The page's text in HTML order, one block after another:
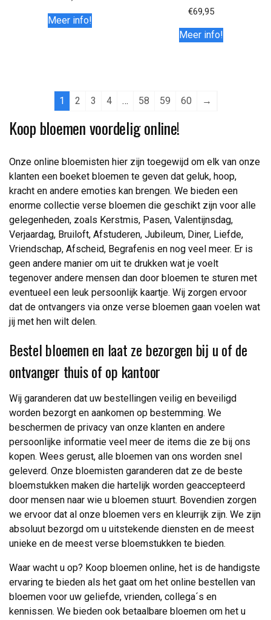
Meer info!
€69,95
Meer info!
1 2 3 4 … 58 59 60 →
Koop bloemen voordelig online!
Onze online bloemisten hier zijn toegewijd om elk van onze
klanten een boeket bloemen te geven dat geluk, hoop,
kracht en andere emoties kan brengen. We bieden een
enorme collectie verse bloemen die geschikt zijn voor alle
gelegenheden, zoals Kerstmis, Pasen, Valentijnsdag,
Verjaardag, Bruiloft, Afstuderen, Jubileum, Diner, Liefde,
Vriendschap, Afscheid, Begrafenis en nog veel meer. Er is
geen andere manier om uit te drukken wat je voelt
tegenover andere mensen dan door bloemen te sturen met
eventueel een leuk persoonlijk kaartje. Wij zorgen ervoor
dat de ontvangers via onze verse bloemen gaan voelen wat
jij met hen wilt delen.
Bestel bloemen en laat ze bezorgen bij u of de
ontvanger thuis of op kantoor
Wij garanderen dat uw bestellingen veilig en beveiligd
worden bezorgt en aankomen op bestemming. We
beschermen de privacy van onze klanten en andere
persoonlijke informatie veel meer de items die ze bij ons
kopen. Wees gerust, alle bloemen van ons worden snel
geleverd. Onze bloemisten garanderen dat ze de beste
bloemstukken maken die hartelijk worden geaccepteerd
door mensen naar wie u bloemen stuurt. Bovendien zorgen
we ervoor dat al onze bloemen vers en kleurrijk zijn. We zijn
absoluut bezorgd om u uitstekende diensten en de meest
unieke en de meest verse bloemstukken te bieden.
Waar wacht u op? Koop bloemen online, het is de handigste
ervaring te bieden als het gaat om het online bestellen van
bloemen voor uw geliefde, vrienden, collega´s en
kennissen. We bieden ook betaalbare bloemen om het u